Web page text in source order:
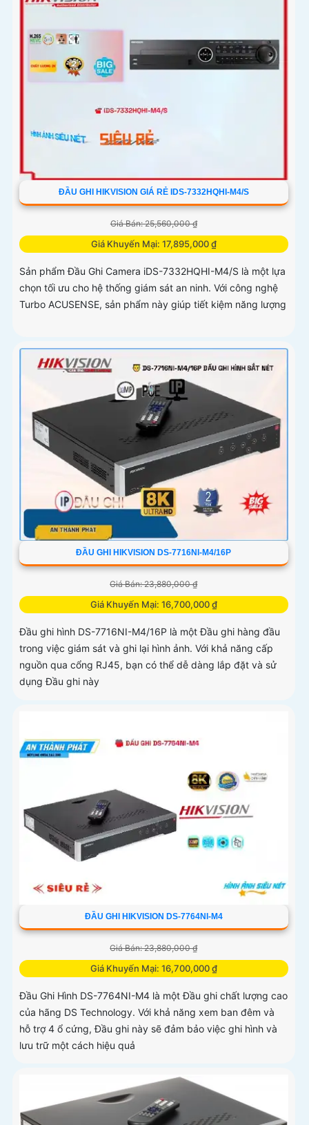
ĐẦU GHI HIKVISION GIÁ RẺ IDS-7332HQHI-M4/S
Giá Bán: 25,560,000 ₫
Giá Khuyến Mại: 17,895,000 ₫
Sản phẩm Đầu Ghi Camera iDS-7332HQHI-M4/S là một lựa
chọn tối ưu cho hệ thống giám sát an ninh. Với công nghệ
Turbo ACUSENSE, sản phẩm này giúp tiết kiệm năng lượng
ĐẦU GHI HIKVISION DS-7716NI-M4/16P
Giá Bán: 23,880,000 ₫
Giá Khuyến Mại: 16,700,000 ₫
Đầu ghi hình DS-7716NI-M4/16P là một Đầu ghi hàng đầu
trong việc giám sát và ghi lại hình ảnh. Với khả năng cấp
nguồn qua cổng RJ45, bạn có thể dễ dàng lắp đặt và sử
dụng Đầu ghi này
ĐẦU GHI HIKVISION DS-7764NI-M4
Giá Bán: 23,880,000 ₫
Giá Khuyến Mại: 16,700,000 ₫
Đầu Ghi Hình DS-7764NI-M4 là một Đầu ghi chất lượng cao
của hãng DS Technology. Với khả năng xem ban đêm và
hỗ trợ 4 ổ cứng, Đầu ghi này sẽ đảm bảo việc ghi hình và
lưu trữ một cách hiệu quả